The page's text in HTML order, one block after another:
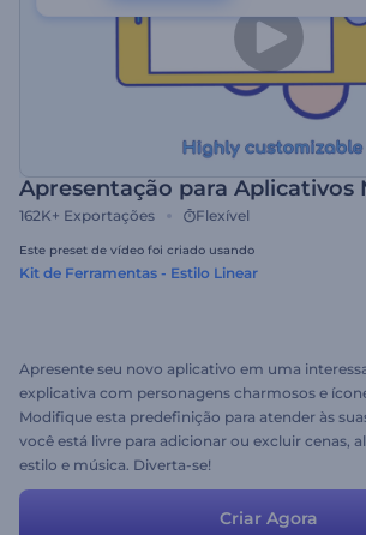
Apresentação para Aplicativos
162K+ Exportações Flexível
Este preset de vídeo foi criado usando
Kit de Ferramentas - Estilo Linear
Apresente seu novo aplicativo em uma
explicativa com personagens charmosos e
Modifique esta predefinição para atender às
você está livre para adicionar ou excluir cenas,
estilo e música. Diverta-se!
Criar Agora